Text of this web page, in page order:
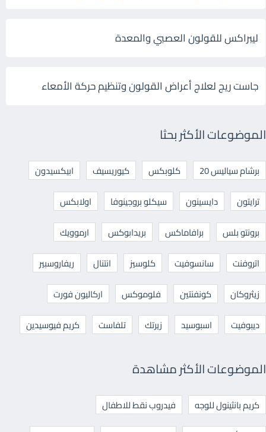
ليبراكس للقولون العصبي والمعدة
جاست ريج لعلاج أعراض القولون وتنظيم حركة الأمعاء
الموضوعات الأكثر بحثا
برشام سياليس 20 كلوبكس كيوريسيف
ابيكسيدون
ترايتون
دايسينون سيكلو بروجينوفا
اولابكس
برونتو بلس
برافاماكس بريدابوكس
ارموويك
اتروفنت
سانسوفيت كلوسيز انتنال
ريفاروسبير
زيثروكان
كونفنتين فلوموكس
اركاليون فورت
ديبوفيت
اسبوسيد زيرتك تلفاست كريم فيوسيدين
الموضوعات الأكثر مشاهدة
كريم بانثينول للوجه
فيدروب نقط للاطفال